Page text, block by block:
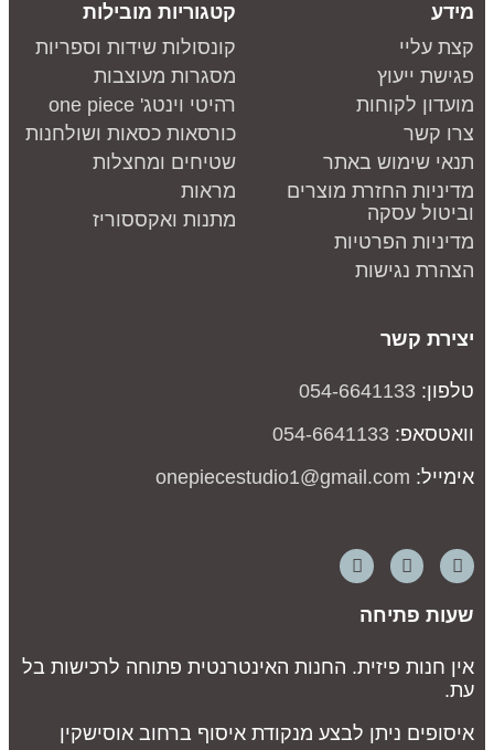
עליי
ייעוץ
לקוחות
קשר
שימוש באתר
החזרת מוצרים
עסקה
הפרטיות
נגישות
קטגוריות מובילות
קונסולות שידות וספריות
מסגרות מעוצבות
רהיטי וינטג' one piece
כורסאות כסאות ושולחנות
שטיחים ומחצלות
מראות
מתנות ואקססוריז
קשר
054-6641133
054-6641133
onepiecestudio1@gmail.com
פתיחה
חנות פיזית. החנות האינטרנטית פתוחה לרכישות בל
ניתן לבצע מנקודת איסוף ברחוב אוסישקין